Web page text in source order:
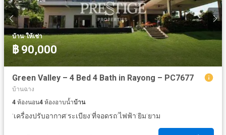
บ้าน·ให้เช่า
฿ 90,000
Green Valley – 4 Bed 4 Bath in Rayong – PC7677
บ้านฉาง
4 ห้องนอน4 ห้องอาบน้ำบ้าน
·เครื่องปรับอากาศ·ระเบียง·ที่จอดรถ·ไฟฟ้า·ยิม·ยาม